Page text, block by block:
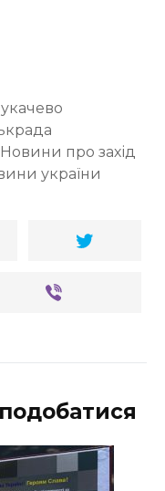
Новини про захід
україни